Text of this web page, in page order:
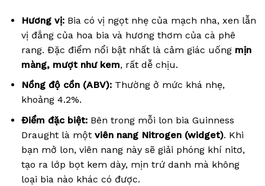
Hương vị:Bia có vị ngọt nhẹ của mạch nha, xen lẫn
vị đắng của hoa bia và hương thơm của cà phê
rang. Đặc điểm nổi bật nhất là cảm giác uống mịn
màng, mượt như kem, rất dễ chịu.
Nồng độ cồn (ABV):Thường ở mức khá nhẹ,
khoảng 4.2%.
Điểm đặc biệt:Bên trong mỗi lon bia Guinness
Draught là một viên nang Nitrogen (widget). Khi
bạn mở lon, viên nang này sẽ giải phóng khí nitơ,
tạo ra lớp bọt kem dày, mịn trứ danh mà không
loại bia nào khác có được.